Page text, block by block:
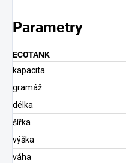
Parametry
ECOTANK
kapacita
gramáž
délka
šířka
výška
váha